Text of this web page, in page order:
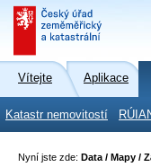
Vítejte Aplikace
Katastr nemovitostí
Nyní jste zde: Data / Mapy /